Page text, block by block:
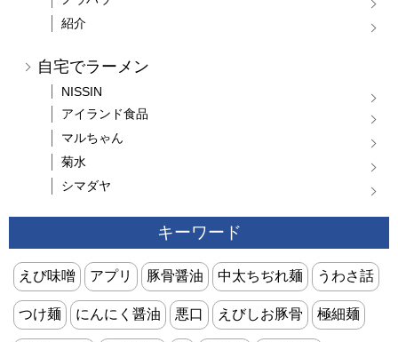
紹介
自宅でラーメン
NISSIN
アイランド食品
マルちゃん
菊水
シマダヤ
キーワード
えび味噌 アプリ 豚骨醤油 中太ちぢれ麺 うわさ話
つけ麺 にんにく醤油 悪口 えびしお豚骨 極細麺